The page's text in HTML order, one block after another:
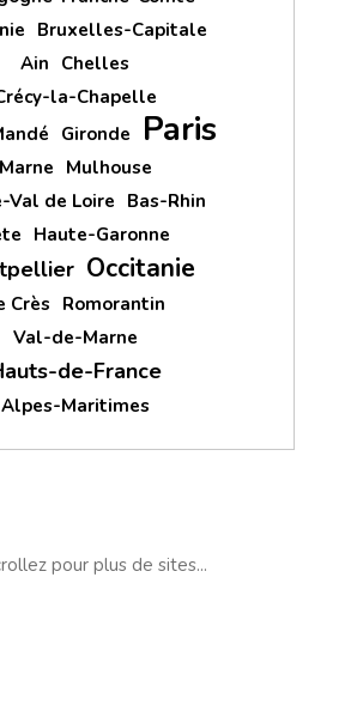
Bruxelles-Capitale
Ain Chelles
la-Chapelle
Gironde Paris
Marne Mulhouse
Val de Loire Bas-Rhin
Haute-Garonne
Occitanie
Crès
Romorantin
Val-de-Marne
de-France
Alpes-Maritimes
pour plus de sites...